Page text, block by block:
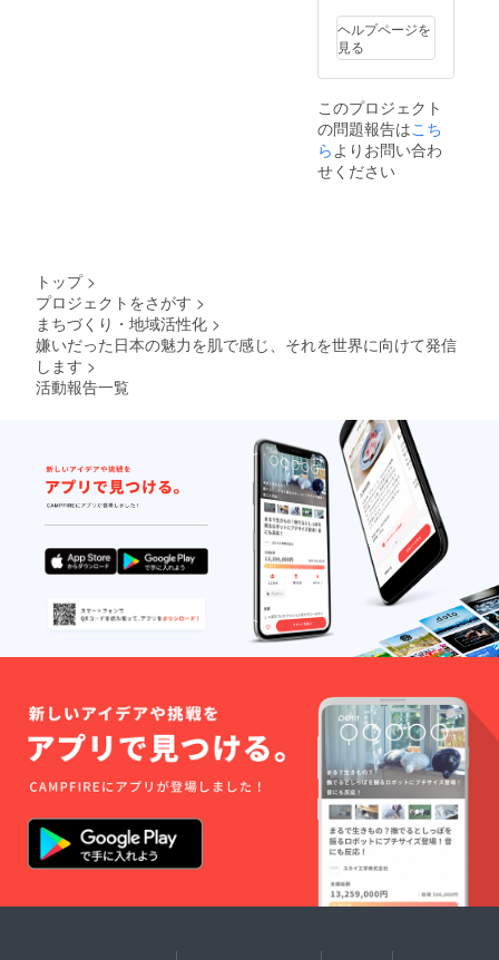
ヘルプページを
見る
このプロジェクト
の問題報告はこち
らよりお問い合わ
せください
トップ >
プロジェクトをさがす >
まちづくり・地域活性化 >
嫌いだった日本の魅力を肌で感じ、それを世界に向けて発信
します >
活動報告一覧